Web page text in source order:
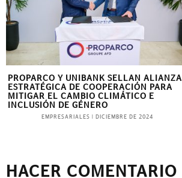
PROPARCO Y UNIBANK SELLAN ALIANZA
ESTRATÉGICA DE COOPERACIÓN PARA
MITIGAR EL CAMBIO CLIMÁTICO E
INCLUSIÓN DE GÉNERO
EMPRESARIALES DICIEMBRE DE 2024
HACER COMENTARIO